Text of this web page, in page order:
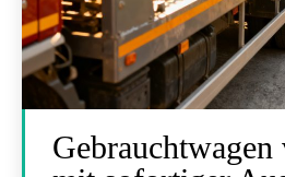
Gebrauchtwagen